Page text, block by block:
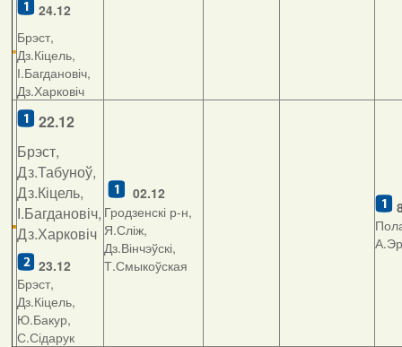
24.12
Брэст,
Дз.Кіцель,
І.Багдановіч,
Дз.Харковіч
22.12
Брэст,
Дз.Табуноў,
Дз.Кіцель,
І.Багдановіч,
Дз.Харковіч
23.12
Брэст,
Дз.Кіцель,
Ю.Бакур,
С.Сідарук
02.12
Гродзенскі р-н,
Я.Сліж,
Дз.Вінчэўскі,
Т.Смыкоўская